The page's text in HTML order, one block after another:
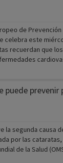
de
celebra este
recuerdan que los
puede prevenir
la segunda causa
por las
de la Salud